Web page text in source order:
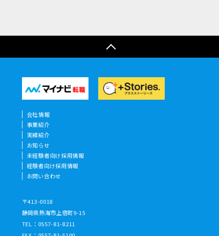
会社情報
事業紹介
実績紹介
お知らせ
未経験者向け採用情報
経験者向け採用情報
お問い合わせ
〒413-0018
静岡県熱海市上宿町9-15
TEL： 0557-81-8211